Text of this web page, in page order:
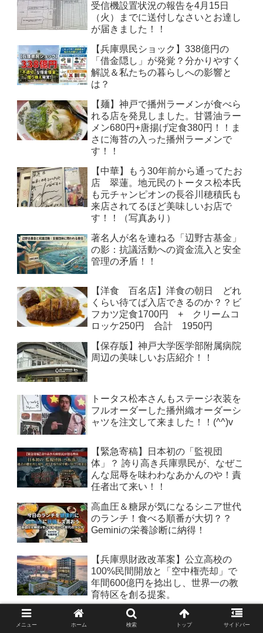
受信機設置状況の報告を4月15日
（火）までに送付しなさいとお達し
が届きました！！
【兵庫県民ショック】338億円の
「借金隠し」が発覚？分かりやすく
解説＆私たちの暮らしへの影響と
は？
【麺】神戸で播州ラーメンが食べら
れる店を発見しました。甘醤油ラー
メン680円+唐揚げ定食380円！！ま
さに海苔の入った播州ラーメンで
す！！
【中華】もう30年前から通ってたお
店 翠蓮。地元民のトータス松本氏
も元チャンピオンの長谷川穂積氏も
来店されてるほど美味しいお店で
す！！（写真あり）
著名人が名を連ねる「辺野古基金」
の影：抗議活動への資金流入と安全
管理の矛盾！！
【洋食 百名店】洋食の朝日 どれ
くらい待てば入店できるのか？？ビ
フカツ定食1700円 + クリームコ
ロッケ250円 合計 1950円
【保存版】神戸大学医学部附属病院
周辺の美味しいお店紹介！！
トータス松本さんもステージ衣装を
フルオーダーした播州織オーダーシ
ャツを注文して来ました！！(^^)v
【緊急寄稿】日本初の「監視団
体」？ 誇り高き兵庫県民が、なぜこ
んな屈辱を味わわなあかんのや！責
任者出て来い！！
高血圧＆糖尿が気になるシニア世代
のランチ！食べる順番が大切？？
Geminiの栄養診断に納得！
【兵庫県財政改革案】公立高校の
100%民間開放と「空中権売却」で
年間600億円を捻出し、世界一の教
育特区を創る提案。
【J1スタジアム座席幅】建築士が徹
底比較！ ノエスタの座席は本当に狭
メニュー ホーム 検索 トップ サイドバー